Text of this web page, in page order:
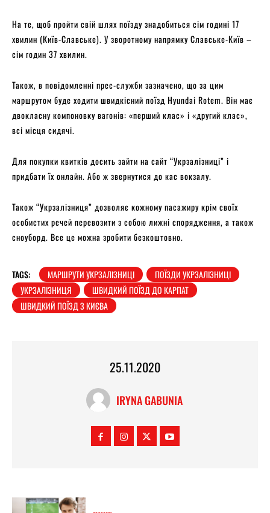
На те, щоб пройти свій шлях поїзду знадобиться сім годині 17
хвилин (Київ-Славське). У зворотному напрямку Славське-Київ –
сім годин 37 хвилин.
Також, в повідомленні прес-служби зазначено, що за цим
маршрутом буде ходити швидкісний поїзд Hyundai Rotem. Він має
двокласну компоновку вагонів: «перший клас» і «другий клас»,
всі місця сидячі.
Для покупки квитків досить зайти на сайт “Укрзалізниці” і
придбати їх онлайн. Або ж звернутися до кас вокзалу.
Також “Укрзалізниця” дозволяє кожному пасажиру крім своїх
особистих речей перевозити з собою лижні спорядження, а також
сноуборд. Все це можна зробити безкоштовно.
TAGS: МАРШРУТИ УКРЗАЛІЗНИЦІ
ПОЇЗДИ УКРЗАЛІЗНИЦІ
УКРЗАЛІЗНИЦЯ
ШВИДКИЙ ПОЇЗД ДО КАРПАТ
ШВИДКИЙ ПОЇЗД З КИЄВА
25.11.2020
IRYNA GABUNIA